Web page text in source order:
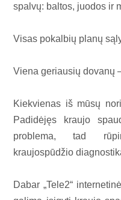
spalvų: baltos, juodos ir
Visas pokalbių planų
Viena geriausių dovanų
Kiekvienas iš mūsų
Padidėjęs kraujo
problema, tad
kraujospūdžio
Dabar „Tele2“